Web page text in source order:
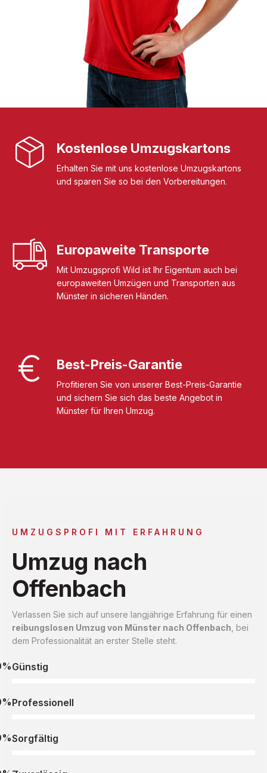
Kostenlose Umzugskartons
Erhalten Sie mit uns kostenlose Umzugskartons
und sparen Sie so bei den Vorbereitungen.
Europaweite Transporte
Mit Umzugsprofi Wild ist Ihr Eigentum auch bei
europaweiten Umzügen und Transporten aus
Münster in sicheren Händen.
Best-Preis-Garantie
Profitieren Sie von unserer Best-Preis-Garantie
und sichern Sie sich das beste Angebot in
Münster für Ihren Umzug.
UMZUGSPROFI MIT ERFAHRUNG
Umzug nach
Offenbach
Verlassen Sie sich auf unsere langjährige Erfahrung für einen
reibungslosen Umzug von Münster nach Offenbach , bei
dem Professionalität an erster Stelle steht.
Günstig
Professionell
Sorgfältig